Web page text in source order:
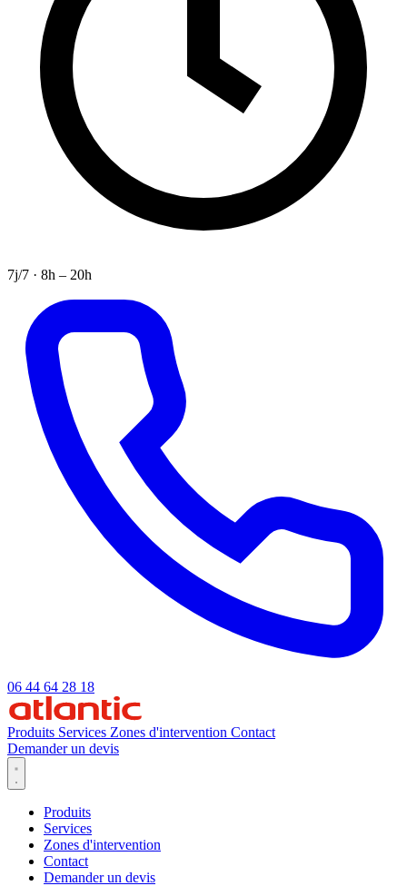
7j/7 · 8h – 20h
06 44 64 28 18
Produits Services Zones d'intervention Contact
Demander un devis
Produits
Services
Zones d'intervention
Contact
Demander un devis